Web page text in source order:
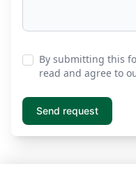
By submitting this
read and agree to